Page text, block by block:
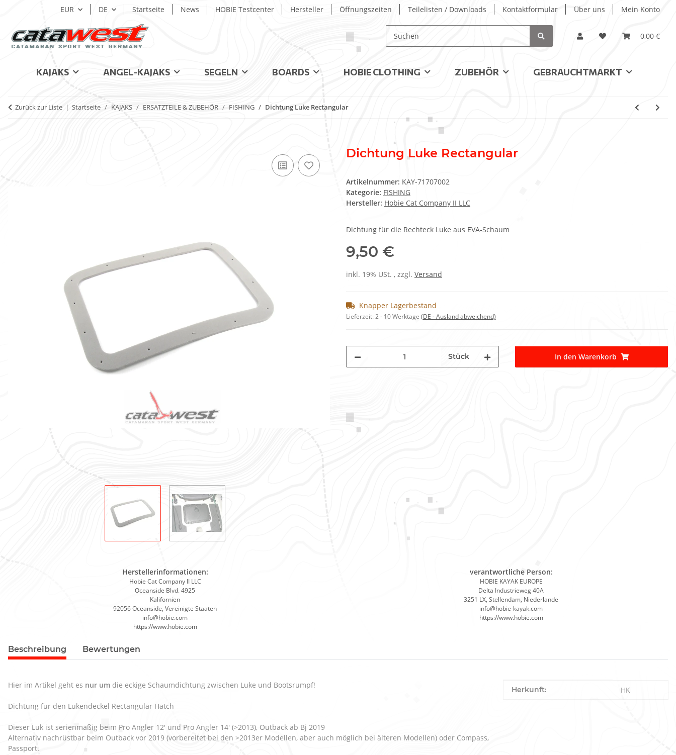
EUR DE Startseite News HOBIE Testcenter Hersteller Öffnungszeiten Teilelisten / Downloads Kontaktformular Über uns Mein Konto
0,00 €
KAJAKS ANGEL-KAJAKS SEGELN BOARDS HOBIE CLOTHING ZUBEHÖR GEBRAUCHTMARKT
Zurück zur Liste Startseite KAJAKS ERSATZTEILE & ZUBEHÖR FISHING Dichtung Luke Rectangular
Dichtung Luke Rectangular
Artikelnummer: KAY-71707002
Kategorie: FISHING
Hersteller: Hobie Cat Company II LLC
Dichtung für die Rechteck Luke aus EVA-Schaum
9,50 €
inkl. 19% USt. , zzgl. Versand
Knapper Lagerbestand
Lieferzeit:2 - 10 Werktage (DE - Ausland abweichend)
Stück In den Warenkorb
Herstellerinformationen:
Hobie Cat Company II LLC
Oceanside Blvd. 4925
Kalifornien
92056 Oceanside, Vereinigte Staaten
info@hobie.com
https://www.hobie.com
verantwortliche Person:
HOBIE KAYAK EUROPE
Delta Industrieweg 40A
3251 LX, Stellendam, Niederlande
info@hobie-kayak.com
https://www.hobie.com
Beschreibung Bewertungen
Hier im Artikel geht es nur um die eckige Schaumdichtung zwischen Luke und Bootsrumpf!
Dichtung für den Lukendeckel Rectangular Hatch
Dieser Luk ist serienmäßig beim Pro Angler 12' und Pro Angler 14' (>2013), Outback ab Bj 2019
Alternativ nachrüstbar beim Outback vor 2019 (vorbereitet bei den >2013er Modellen, aber auch möglich bei älteren Modellen) oder Compass,
Passport.
Produkteigenschaft
Wert
Herkunft: HK